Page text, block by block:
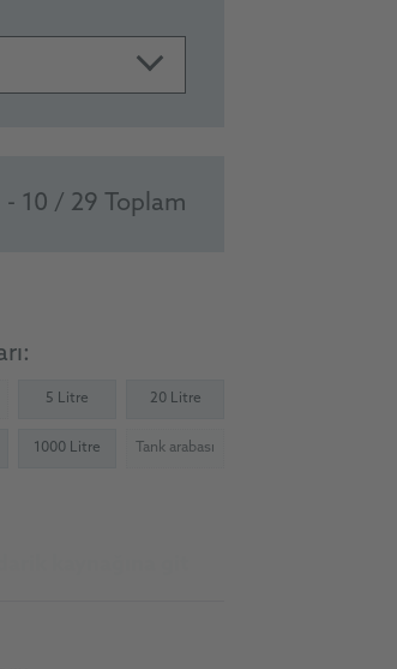
- 10 / 29 Toplam
5 Litre 20 Litre
1000 Litre Tank arabası
(Not available)